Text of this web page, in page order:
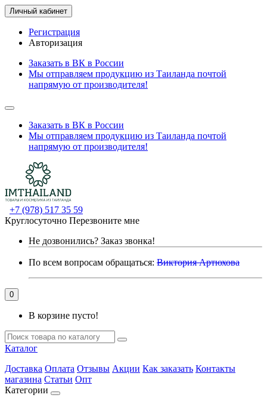
Личный кабинет
Регистрация
Авторизация
Заказать в ВК в России
Мы отправляем продукцию из Таиланда почтой
напрямую от производителя!
Заказать в ВК в России
Мы отправляем продукцию из Таиланда почтой
напрямую от производителя!
+7 (978) 517 35 59
Круглосуточно Перезвоните мне
Не дозвонились? Заказ звонка!
По всем вопросам обращаться: Виктория Артюхова
0
В корзине пусто!
Каталог
Доставка Оплата Отзывы Акции Как заказать Контакты
магазина Статьи Опт
Категории